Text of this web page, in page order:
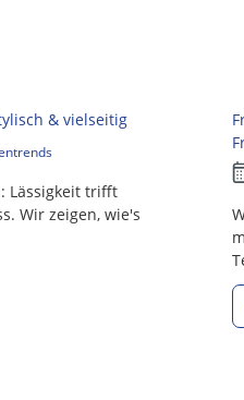
& vielseitig
Lässigkeit trifft
Wir zeigen, wie's